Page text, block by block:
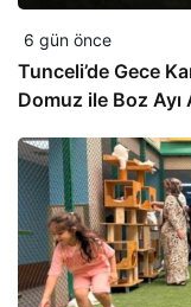
6 gün önce
Tunceli’de Gece
Domuz ile Boz Ayı